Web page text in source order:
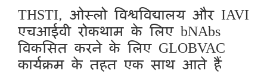
THSTI, ओस्लो विश्वविद्यालय और IAVI
एचआईवी रोकथाम के लिए bNAbs
विकसित करने के लिए GLOBVAC
कार्यक्रम के तहत एक साथ आते हैं